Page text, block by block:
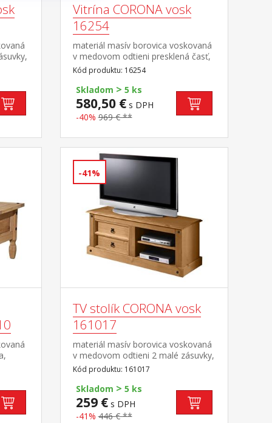
Vitrína CORONA vosk
16254
materiál masív borovica voskovaná
v medovom odtieni presklená časť,
3 police, 1 plná dvierka, 2 veľké
zásuvky hĺbka zásuvky 32 cm,
kovové ozdobné úchytky súčasť
zostavy Corona
Kód produktu: 16254
Skladom > 5 ks
580,50 €s DPH
-40% 969 € **
-41%
TV stolík CORONA vosk
161017
materiál masív borovica voskovaná
v medovom odtieni 2 malé zásuvky,
1 polica, kovové ozdobné úchytky
súčasť zostavy Corona
Kód produktu: 161017
Skladom > 5 ks
259 €s DPH
-41% 446 € **